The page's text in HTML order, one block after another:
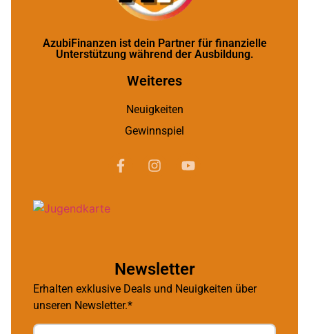
AzubiFinanzen ist dein Partner für finanzielle
Unterstützung während der Ausbildung.
Weiteres
Neuigkeiten
Gewinnspiel
Newsletter
Erhalten exklusive Deals und Neuigkeiten über
unseren Newsletter.*